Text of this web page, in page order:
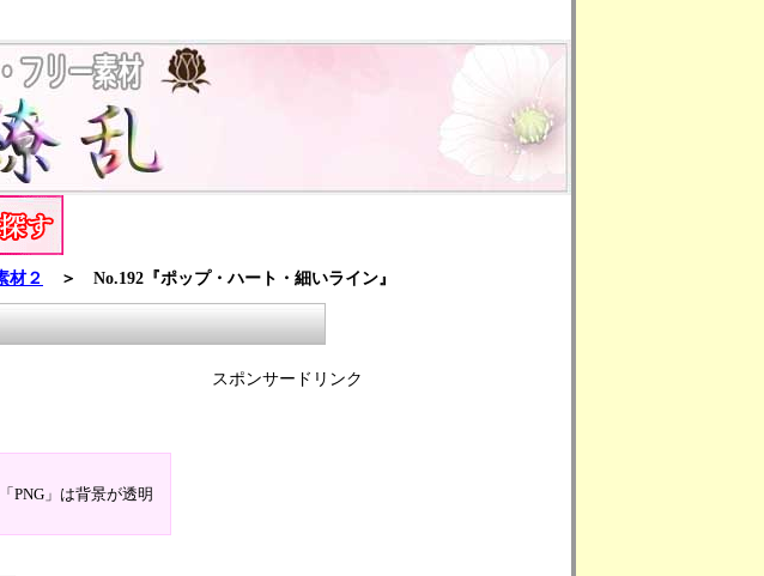
材２ ＞ No.192『ポップ・ハート・細いライン』
スポンサードリンク
PNG」は背景が透明